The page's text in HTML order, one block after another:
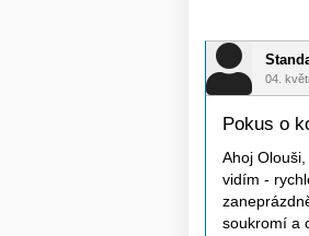
04.
Pokus o
Ahoj
vidím -
soukromí a